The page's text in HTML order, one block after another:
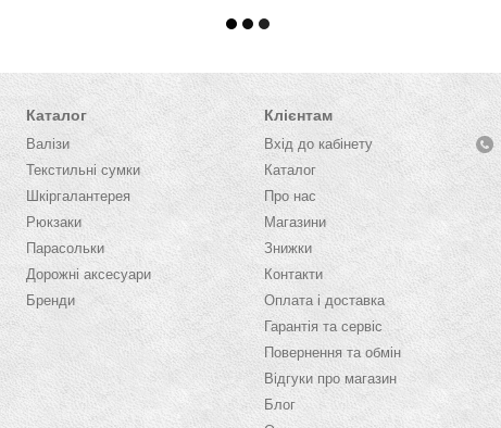
Каталог
Валізи
Текстильні сумки
Шкіргалантерея
Рюкзаки
Парасольки
Дорожні аксесуари
Бренди
Клієнтам
Вхід до кабінету
Каталог
Про нас
Магазини
Знижки
Контакти
Оплата і доставка
Гарантія та сервіс
Повернення та обмін
Відгуки про магазин
Блог